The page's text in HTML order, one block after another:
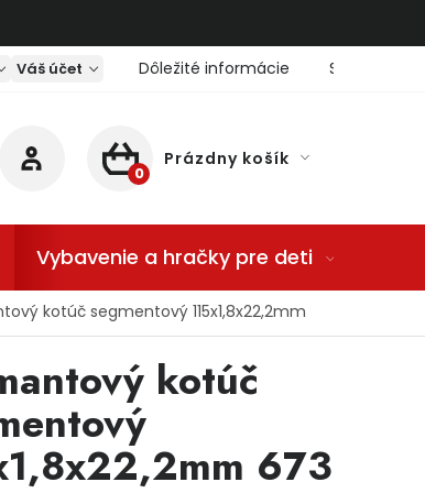
Váš účet Dôležité informácie Servis
NÁKUPNÝ KOŠÍK
Prázdny košík
Vybavenie a hračky pre deti
kotúč segmentový 115x1,8x22,2mm
kotúč
673